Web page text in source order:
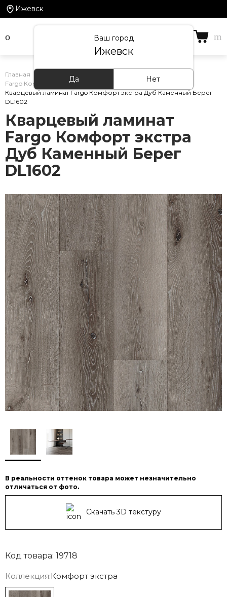
Ижевск
Ваш город
Ижевск
Да Нет
Главная Каталог товаров Кварцевый ламинат
Fargo Комфорт экстра
Кварцевый ламинат Fargo Комфорт экстра Дуб Каменный Берег
DL1602
Кварцевый ламинат
Fargo Комфорт экстра
Дуб Каменный Берег
DL1602
В реальности оттенок товара может незначительно
отличаться от фото.
Скачать 3D текстуру
Код товара: 19718
Коллекция:Комфорт экстра